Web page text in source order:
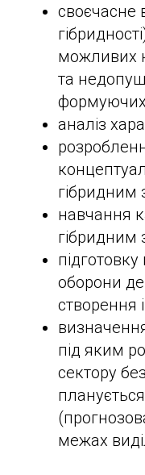
своєчасне
можливих
та
формуючих
аналіз
гібридним
навчання
гібридним
підготовку
оборони
створення
під яким
сектору
межах